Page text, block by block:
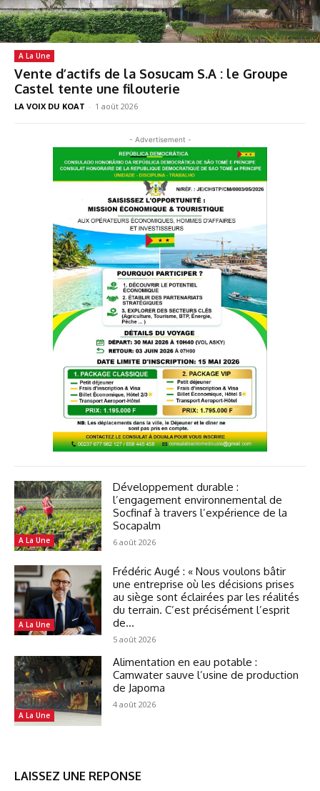
A La Une
Vente d’actifs de la Sosucam S.A : le Groupe
Castel tente une filouterie
LA VOIX DU KOAT - 1 août 2026
- Advertisement -
A La Une
Développement durable :
l’engagement environnemental de
Socfinaf à travers l’expérience de la
Socapalm
6 août 2026
A La Une
Frédéric Augé : « Nous voulons bâtir
une entreprise où les décisions prises
au siège sont éclairées par les réalités
du terrain. C’est précisément l’esprit
de...
5 août 2026
A La Une
Alimentation en eau potable :
Camwater sauve l’usine de production
de Japoma
4 août 2026
LAISSEZ UNE REPONSE